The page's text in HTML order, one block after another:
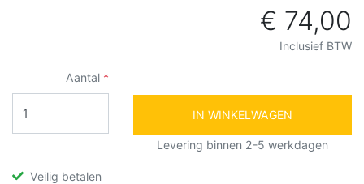
€ 74,00
Inclusief BTW
Aantal
IN WINKELWAGEN
Levering binnen 2-5 werkdagen
Veilig betalen